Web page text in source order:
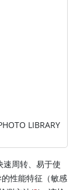
LIBRARY
速周转、易于使
性能特征（敏感